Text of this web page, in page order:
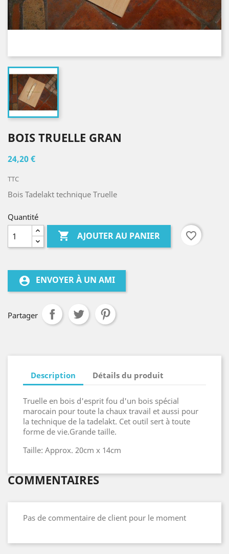
BOIS TRUELLE GRAN
24,20 €
TTC
Bois Tadelakt technique Truelle
Quantité
 AJOUTER AU PANIER favorite_border
account_circle ENVOYER À UN AMI
Partager
Description Détails du produit
Truelle en bois d'esprit fou d'un bois spécial
marocain pour toute la chaux travail et aussi pour
la technique de la tadelakt. Cet outil sert à toute
forme de vie.Grande taille.
Taille: Approx. 20cm x 14cm
COMMENTAIRES
Pas de commentaire de client pour le moment